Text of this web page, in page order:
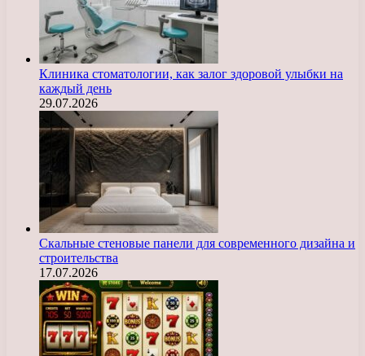
Клиника стоматологии, как залог здоровой улыбки на
каждый день
29.07.2026
Скальные стеновые панели для современного дизайна и
строительства
17.07.2026